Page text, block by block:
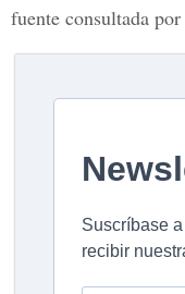
fuente consultada